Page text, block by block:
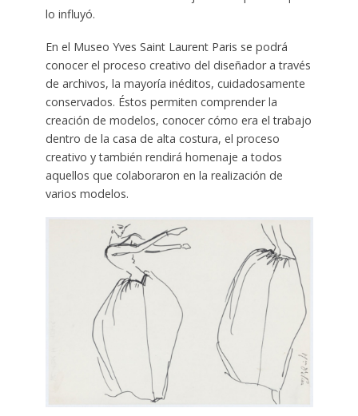
lo influyó.
En el Museo Yves Saint Laurent Paris se podrá
conocer el proceso creativo del diseñador a través
de archivos, la mayoría inéditos, cuidadosamente
conservados. Éstos permiten comprender la
creación de modelos, conocer cómo era el trabajo
dentro de la casa de alta costura, el proceso
creativo y también rendirá homenaje a todos
aquellos que colaboraron en la realización de
varios modelos.